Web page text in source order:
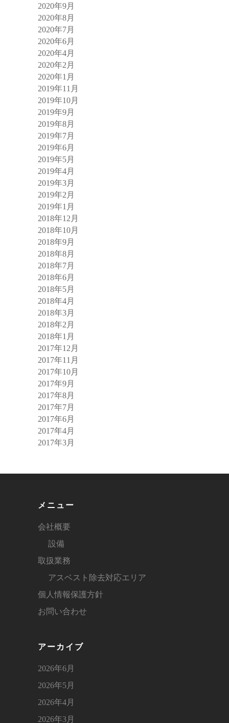
2020年9月
2020年8月
2020年7月
2020年6月
2020年4月
2020年2月
2020年1月
2019年11月
2019年10月
2019年9月
2019年8月
2019年7月
2019年6月
2019年5月
2019年4月
2019年3月
2019年2月
2019年1月
2018年12月
2018年10月
2018年9月
2018年8月
2018年7月
2018年6月
2018年5月
2018年4月
2018年3月
2018年2月
2018年1月
2017年12月
2017年11月
2017年10月
2017年9月
2017年8月
2017年7月
2017年6月
2017年4月
2017年3月
メニュー
会社概要
設備
取扱業務
アスベスト除去対応エリア
個人情報保護方針
お問い合わせ
アーカイブ
2026年6月
2026年5月
2026年4月
2026年3月